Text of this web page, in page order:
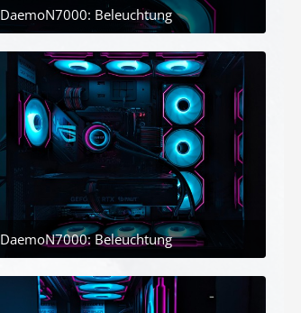
DaemoN7000: Beleuchtung
30. April 2024 um 21:45
DaemoN7000: Beleuchtung
30. April 2024 um 21:45